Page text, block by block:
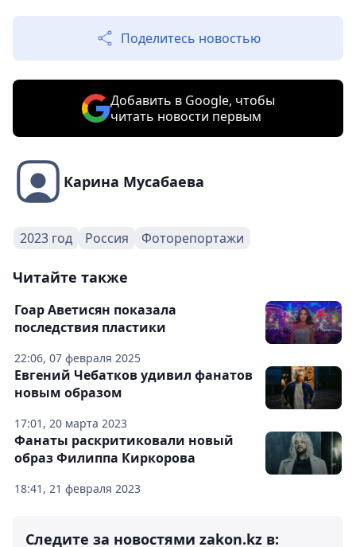
Поделитесь новостью
Добавить в Google, чтобы
читать новости первым
Карина Мусабаева
2023 год Россия Фоторепортажи
Читайте также
22:06, 07 февраля 2025
Гоар Аветисян показала
последствия пластики
17:01, 20 марта 2023
Евгений Чебатков удивил фанатов
новым образом
18:41, 21 февраля 2023
Фанаты раскритиковали новый
образ Филиппа Киркорова
Следите за новостями zakon.kz в: